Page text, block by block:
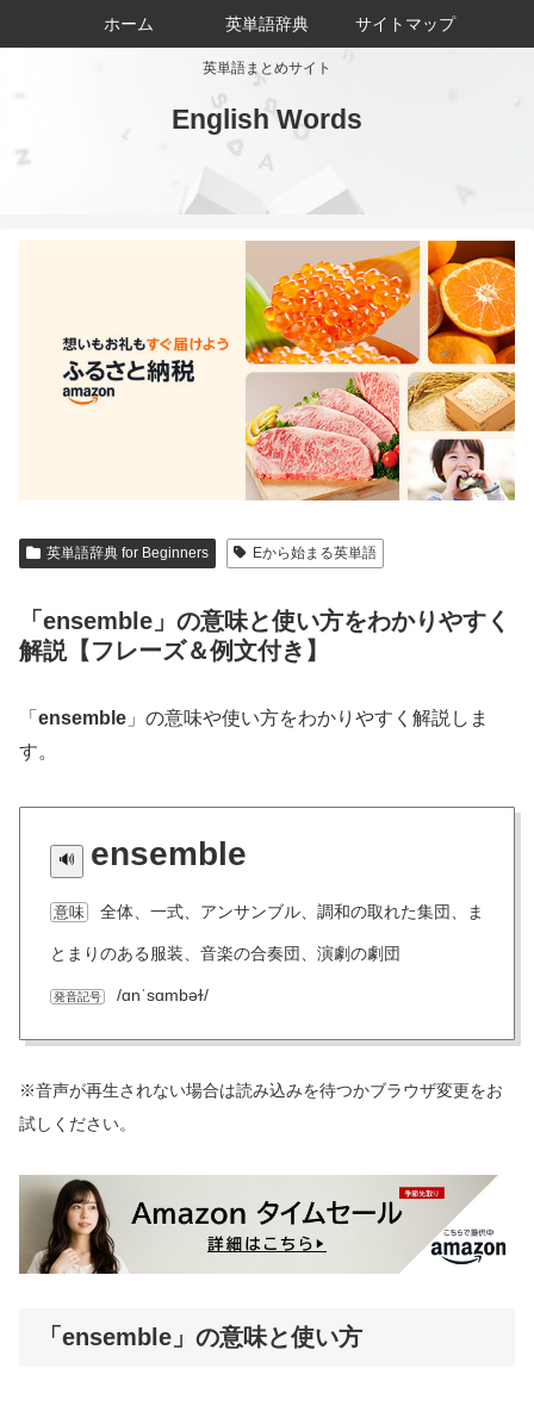
英単語まとめサイト
English Words
ホーム 英単語辞典 サイトマップ
英単語辞典 for Beginners Eから始まる英単語
「ensemble」の意味と使い方をわかりやすく
解説【フレーズ＆例文付き】
「 ensemble 」の意味や使い方をわかりやすく解説しま
す。
ensemble
意味 全体、一式、アンサンブル、調和の取れた集団、ま
とまりのある服装、音楽の合奏団、演劇の劇団
発音記号 /ɑnˈsɑmbəɫ/
※音声が再生されない場合は読み込みを待つかブラウザ変更をお
試しください。
「ensemble」の意味と使い方